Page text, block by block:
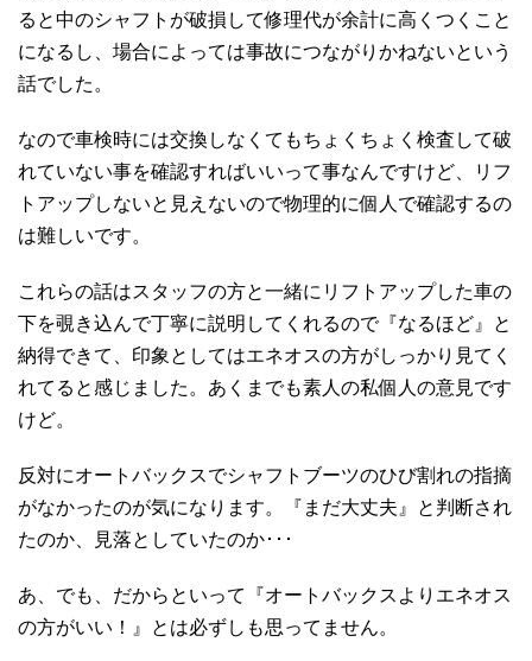
ると中のシャフトが破損して修理代が余計に高くつくこと
になるし、場合によっては事故につながりかねないという
話でした。
なので車検時には交換しなくてもちょくちょく検査して破
れていない事を確認すればいいって事なんですけど、リフ
トアップしないと見えないので物理的に個人で確認するの
は難しいです。
これらの話はスタッフの方と一緒にリフトアップした車の
下を覗き込んで丁寧に説明してくれるので『なるほど』と
納得できて、印象としてはエネオスの方がしっかり見てく
れてると感じました。あくまでも素人の私個人の意見です
けど。
反対にオートバックスでシャフトブーツのひび割れの指摘
がなかったのが気になります。『まだ大丈夫』と判断され
たのか、見落としていたのか･･･
あ、でも、だからといって『オートバックスよりエネオス
の方がいい！』とは必ずしも思ってません。